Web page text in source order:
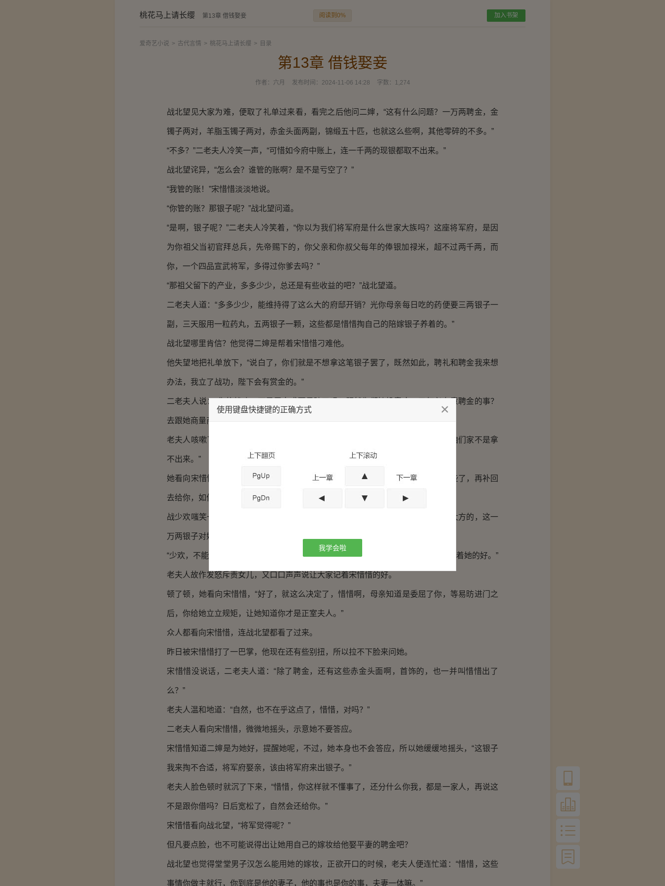
桃花马上请长缨 第13章 借钱娶妾 阅读到0% 加入书架
爱奇艺小说 > 古代言情 > 桃花马上请长缨 > 目录
第13章 借钱娶妾
作者： 六月 发布时间： 2024-11-06 14:28 字数： 1,274
战北望见大家为难，便取了礼单过来看，看完之后他问二婶，“这有什么问题？一万两聘金，金
镯子两对，羊脂玉镯子两对，赤金头面两副，锦缎五十匹，也就这么些啊，其他零碎的不多。”
“不多？”二老夫人冷笑一声，“可惜如今府中账上，连一千两的现银都取不出来。”
战北望诧异，“怎么会？谁管的账啊？是不是亏空了？”
“我管的账！”宋惜惜淡淡地说。
“你管的账？那银子呢？”战北望问道。
“是啊，银子呢？”二老夫人冷笑着，“你以为我们将军府是什么世家大族吗？这座将军府，是因
为你祖父当初官拜总兵，先帝赐下的，你父亲和你叔父每年的俸银加禄米，超不过两千两，而
你，一个四品宣武将军，多得过你爹去吗？”
“那祖父留下的产业，多多少少，总还是有些收益的吧？”战北望道。
二老夫人道：“多多少少，能维持得了这么大的府邸开销？光你母亲每日吃的药便要三两银子一
副，三天服用一粒药丸，五两银子一颗，这些都是惜惜掏自己的陪嫁银子养着的。”
战北望哪里肯信？他觉得二婶是帮着宋惜惜刁难他。
他失望地把礼单放下，“说白了，你们就是不想拿这笔银子罢了，既然如此，聘礼和聘金我来想
办法，我立了战功，陛下会有赏金的。”
二老夫人说：“你的战功，不是用来求娶易昉了吗？既然你们情投意合，又何必在意聘金的事？
去跟她商量商量，少要点就是了。”
老夫人咳嗽了一声之后，道：“到底是陛下赐婚的，不可这般轻慢了人家，这银子咱们家不是拿
不出来。”
她看向宋惜惜，笑着伸手招呼她过来，“惜惜，这笔银子你先拿出来，等我们宽裕些了，再补回
去给你，如何？”
战少欢嗤笑一声，说：“母亲，都是一家人，说什么补回去呢？想必嫂嫂是个贤惠大方的，这一
万两银子对她来说也不过是九牛一毛，她肯定舍得拿出来。”
“少欢，不能这样跟你嫂嫂说话，她这一年为我们将军府已经付出许多，你们都要念着她的好。”
老夫人故作发怒斥责女儿，又口口声声说让大家记着宋惜惜的好。
顿了顿，她看向宋惜惜，“好了，就这么决定了，惜惜啊，母亲知道是委屈了你，等易昉进门之
后，你给她立立规矩，让她知道你才是正室夫人。”
众人都看向宋惜惜，连战北望都看了过来。
昨日被宋惜惜打了一巴掌，他现在还有些别扭，所以拉不下脸来问她。
宋惜惜没说话，二老夫人道：“除了聘金，还有这些赤金头面啊，首饰的，也一并叫惜惜出了
么？”
老夫人温和地道：“自然，也不在乎这点了，惜惜，对吗？”
二老夫人看向宋惜惜，微微地摇头，示意她不要答应。
宋惜惜知道二婶是为她好，提醒她呢，不过，她本身也不会答应，所以她缓缓地摇头，“这银子
我来掏不合适，将军府娶亲，该由将军府来出银子。”
老夫人脸色顿时就沉了下来，“惜惜，你这样就不懂事了，还分什么你我，都是一家人，再说这
不是跟你借吗？日后宽松了，自然会还给你。”
宋惜惜看向战北望，“将军觉得呢？”
但凡要点脸，也不可能说得出让她用自己的嫁妆给他娶平妻的聘金吧？
战北望也觉得堂堂男子汉怎么能用她的嫁妆，正欲开口的时候，老夫人便连忙道：“惜惜，这些
事情你做主就行，你到底是他的妻子，他的事也是你的事，夫妻一体嘛。”
使用键盘快捷键的正确方式
我学会啦